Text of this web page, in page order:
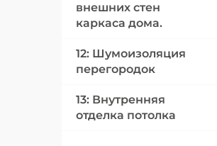
внешних стен
каркаса дома.
12: Шумоизоляция
перегородок
13: Внутренняя
отделка потолка